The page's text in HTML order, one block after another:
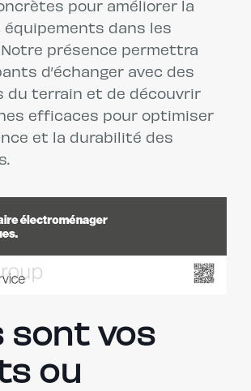
pour améliorer la
équipements dans les
Notre présence permettra
d’échanger avec des
du terrain et de découvrir
efficaces pour optimiser
et la durabilité des
sont vos
ou